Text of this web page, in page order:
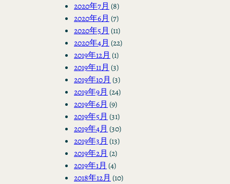
2020年7月 (8)
2020年6月 (7)
2020年5月 (11)
2020年4月 (22)
2019年12月 (1)
2019年11月 (3)
2019年10月 (3)
2019年9月 (24)
2019年6月 (9)
2019年5月 (31)
2019年4月 (30)
2019年3月 (13)
2019年2月 (2)
2019年1月 (4)
2018年12月 (10)